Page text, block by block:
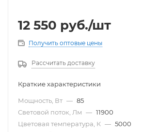
12 550 руб./шт
Получить оптовые цены
Рассчитать доставку
Краткие характеристики
Мощность, Вт — 85
Световой поток, Лм — 11900
Цветовая температура, К — 5000